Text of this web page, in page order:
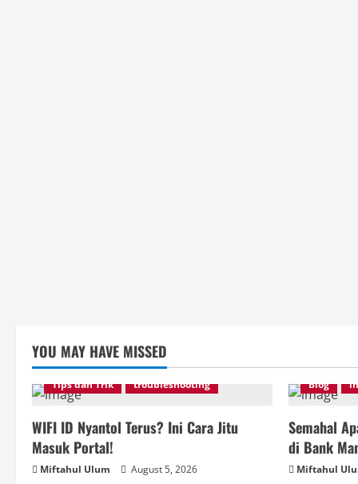
YOU MAY HAVE MISSED
Tips dan Trik troubleshooting
WIFI ID Nyantol Terus? Ini Cara Jitu
Masuk Portal!
Miftahul Ulum August 5, 2026
Blog
Semahal
di Bank
Miftahul